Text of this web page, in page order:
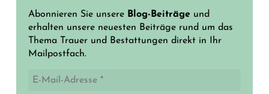
Abonnieren Sie unsere Blog-Beiträgeund
erhalten unsere neuesten Beiträge rund um das
Thema Trauer und Bestattungen direkt in Ihr
Mailpostfach.